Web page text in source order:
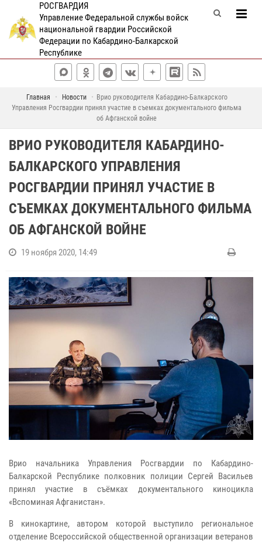
РОСГВАРДИЯ
Управление Федеральной службы войск
национальной гвардии Российской
Федерации по Кабардино-Балкарской
Республике
Главная Новости
Врио руководителя Кабардино-Балкарского
Управления Росгвардии принял участие в съемках документального фильма
об Афганской войне
ВРИО РУКОВОДИТЕЛЯ КАБАРДИНО-
БАЛКАРСКОГО УПРАВЛЕНИЯ
РОСГВАРДИИ ПРИНЯЛ УЧАСТИЕ В
СЪЕМКАХ ДОКУМЕНТАЛЬНОГО ФИЛЬМА
ОБ АФГАНСКОЙ ВОЙНЕ
19 ноября 2020, 14:49
Врио начальника Управления Росгвардии по Кабардино-
Балкарской Республике полковник полиции Сергей Васильев
принял участие в съёмках документального киноцикла
«Вспоминая Афганистан».
В кинокартине, автором которой выступило региональное
отделение Всероссийской общественной организации ветеранов